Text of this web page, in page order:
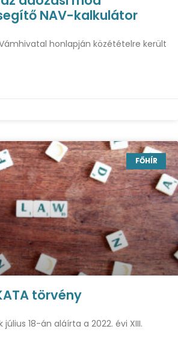
NAV-kalkulátor
honlapján közétételre került
FŐHÍR
törvény
18-án aláírta a 2022. évi XIII.